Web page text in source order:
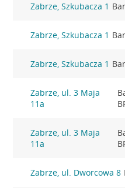
Zabrze, Szkubacza 1
Zabrze, Szkubacza 1
Zabrze, Szkubacza 1
Zabrze, ul. 3 Maja
11a
Zabrze, ul. 3 Maja
11a
Zabrze, ul. Dworcowa 8